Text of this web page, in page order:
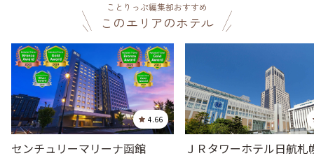
ことりっぷ編集部おすすめ
このエリアのホテル
4.66
センチュリーマリーナ函館 ＪＲタワーホテル日航札